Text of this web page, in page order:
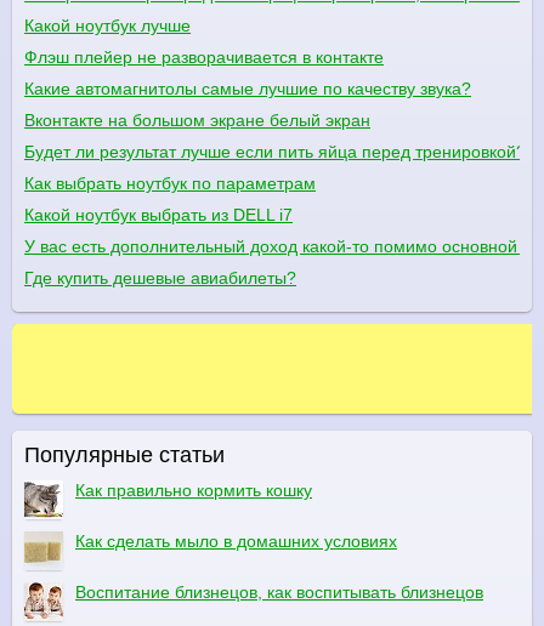
Какой ноутбук лучше
Флэш плейер не разворачивается в контакте
Какие автомагнитолы самые лучшие по качеству звука?
Вконтакте на большом экране белый экран
Будет ли результат лучше если пить яйца перед тренировкой?
Как выбрать ноутбук по параметрам
Какой ноутбук выбрать из DELL i7
У вас есть дополнительный доход какой-то помимо основной
Где купить дешевые авиабилеты?
Популярные статьи
Как правильно кормить кошку
Как сделать мыло в домашних условиях
Воспитание близнецов, как воспитывать близнецов